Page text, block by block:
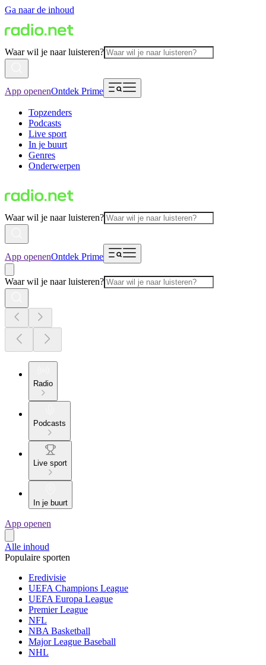
Ga naar de inhoud
Waar wil je naar luisteren?
App openenOntdek Prime
Topzenders
Podcasts
Live sport
In je buurt
Genres
Onderwerpen
Waar wil je naar luisteren?
App openenOntdek Prime
Waar wil je naar luisteren?
Radio
Podcasts
Live sport
In je buurt
App openen
Alle inhoud
Populaire sporten
Eredivisie
UEFA Champions League
UEFA Europa League
Premier League
NFL
NBA Basketball
Major League Baseball
NHL